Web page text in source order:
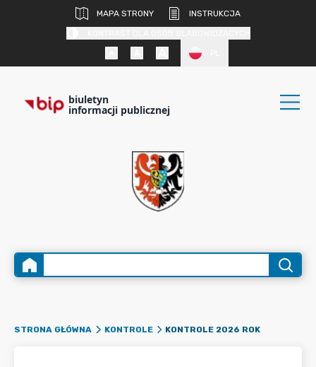
MAPA STRONY
INSTRUKCJA
biuletyn
informacji publicznej
STRONA GŁÓWNA KONTROLE KONTROLE 2026 ROK